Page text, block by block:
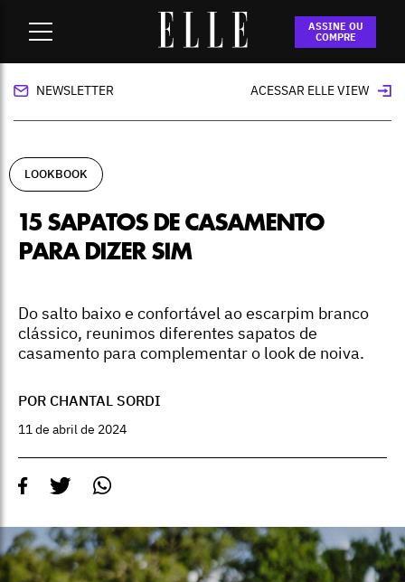
ASSINE OU
COMPRE
15 sapatos de casamento para dizer sim
NEWSLETTER ACESSAR ELLE VIEW
LOOKBOOK
15 SAPATOS DE CASAMENTO
PARA DIZER SIM
Do salto baixo e confortável ao escarpim branco
clássico, reunimos diferentes sapatos de
casamento para complementar o look de noiva.
POR CHANTAL SORDI
11 de abril de 2024